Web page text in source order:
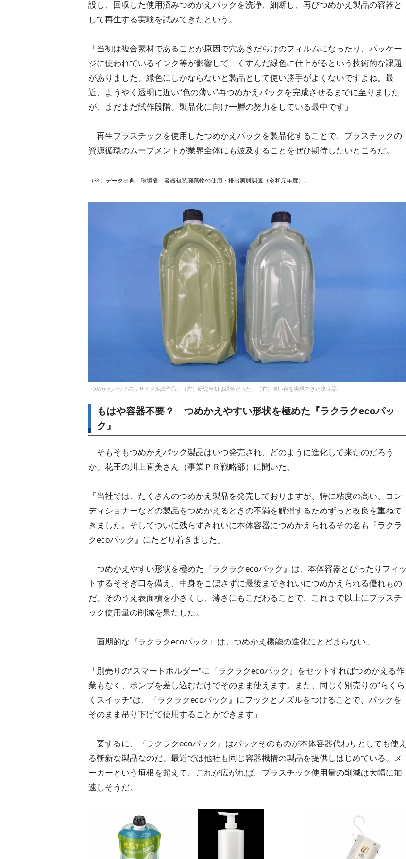
設し、回収した使用済みつめかえパックを洗浄、細断し、再びつめかえ製品の容器と
して再生する実験を試みてきたという。
「当初は複合素材であることが原因で穴あきだらけのフィルムになったり、パッケー
ジに使われているインク等が影響して、くすんだ緑色に仕上がるという技術的な課題
がありました。緑色にしかならないと製品として使い勝手がよくないですよね。最
近、ようやく透明に近い“色の薄い”再つめかえパックを完成させるまでに至りました
が、まだまだ試作段階。製品化に向け一層の努力をしている最中です」
再生プラスチックを使用したつめかえパックを製品化することで、プラスチックの
資源循環のムーブメントが業界全体にも波及することをぜひ期待したいところだ。
（※）データ出典：環境省「容器包装廃棄物の使用・排出実態調査（令和元年度）」
つめかえパックのリサイクル試作品。（左）研究当初は緑色だった。（右）淡い色を実現できた改良品。
もはや容器不要？ つめかえやすい形状を極めた『ラクラクecoパッ
ク』
そもそもつめかえパック製品はいつ発売され、どのように進化して来たのだろう
か。花王の川上直美さん（事業ＰＲ戦略部）に聞いた。
「当社では、たくさんのつめかえ製品を発売しておりますが、特に粘度の高い、コン
ディショナーなどの製品をつめかえるときの不満を解消するためずっと改良を重ねて
きました。そしてついに残らずきれいに本体容器につめかえられるその名も『ラクラ
クecoパック』にたどり着きました」
つめかえやすい形状を極めた『ラクラクecoパック』は、本体容器とぴったりフィッ
トするそそぎ口を備え、中身をこぼさずに最後まできれいにつめかえられる優れもの
だ。そのうえ表面積を小さくし、薄さにもこだわることで、これまで以上にプラスチ
ック使用量の削減を果たした。
画期的な『ラクラクecoパック』は、つめかえ機能の進化にとどまらない。
「別売りの“スマートホルダー”に『ラクラクecoパック』をセットすればつめかえる作
業もなく、ポンプを差し込むだけでそのまま使えます。また、同じく別売りの“らくら
くスイッチ”は、『ラクラクecoパック』にフックとノズルをつけることで、パックを
そのまま吊り下げて使用することができます」
要するに、『ラクラクecoパック』はパックそのものが本体容器代わりとしても使え
る斬新な製品なのだ。最近では他社も同じ容器機構の製品を提供しはじめている。メ
ーカーという垣根を超えて、これが広がれば、プラスチック使用量の削減は大幅に加
速しそうだ。